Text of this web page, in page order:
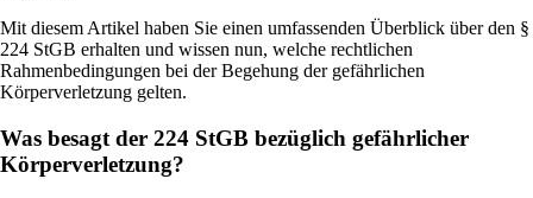
Mit diesem Artikel haben Sie einen umfassenden Überblick über den §
224 StGB erhalten und wissen nun, welche rechtlichen
Rahmenbedingungen bei der Begehung der gefährlichen
Körperverletzung gelten.
Was besagt der 224 StGB bezüglich gefährlicher
Körperverletzung?